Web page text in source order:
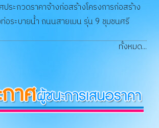
ประกวดราคาจ้างก่อสร้างโครงการก่อสร้าง
อระบายน้ำ ถนนสายเมน รุ่น 9 ชุมชนศรี
ทั้งหมด...